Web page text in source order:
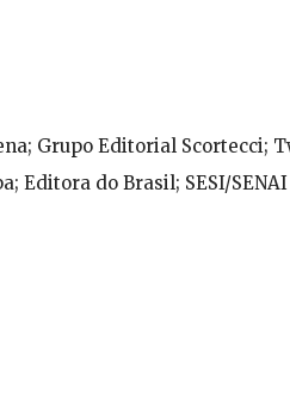
Grupo Editorial Scortecci;
do Brasil; SESI/